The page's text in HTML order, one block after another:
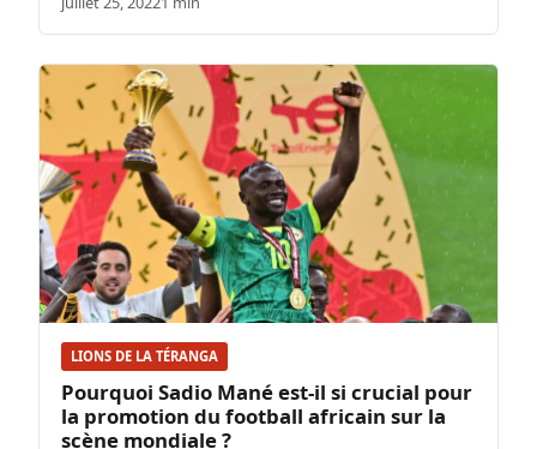
LIONS DE LA TÉRANGA
Pourquoi Sadio Mané est-il si crucial pour
la promotion du football africain sur la
scène mondiale ?